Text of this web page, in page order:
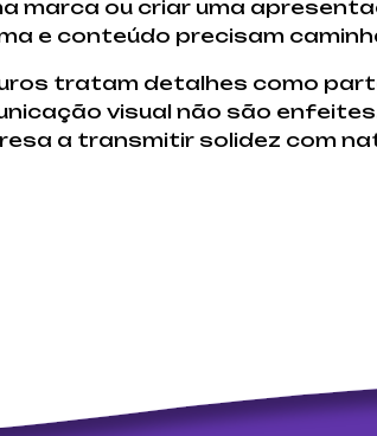
marca ou criar uma
e conteúdo precisam
tratam detalhes como
visual não são
a transmitir solidez com